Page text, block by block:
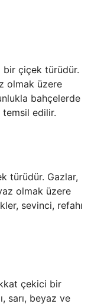
çiçek türüdür.
olmak üzere
bahçelerde
edilir.
türüdür. Gazlar,
olmak üzere
sevinci, refahı
çekici bir
sarı, beyaz ve